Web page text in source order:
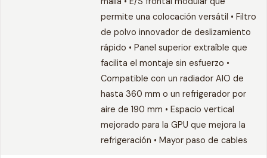
permite una colocación versátil • Filtro
de polvo innovador de deslizamiento
rápido • Panel superior extraíble que
facilita el montaje sin esfuerzo •
Compatible con un radiador AIO de
hasta 360 mm o un refrigerador por
aire de 190 mm • Espacio vertical
mejorado para la GPU que mejora la
refrigeración • Mayor paso de cables